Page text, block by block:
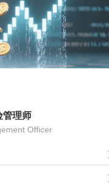
管理师
Officer